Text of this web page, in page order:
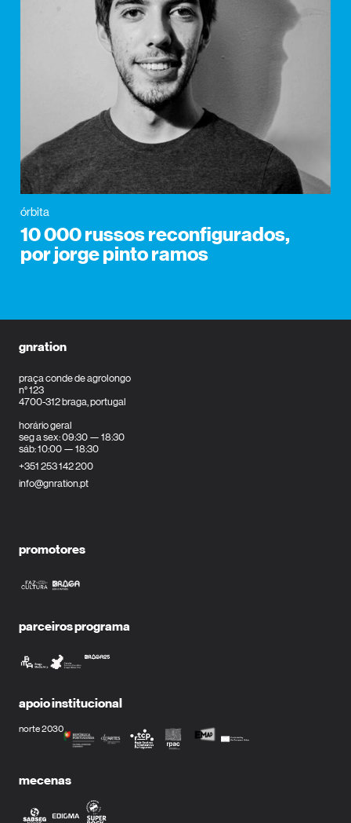
órbita
10 000 russos reconfigurados,
por jorge pinto ramos
gnration
praça conde de agrolongo
n° 123
4700-312 braga, portugal
horário geral
seg a sex: 09:30 — 18:30
sáb: 10:00 — 18:30
+351 253 142 200
info@gnration.pt
promotores
parceiros programa
apoio institucional
norte 2030
mecenas